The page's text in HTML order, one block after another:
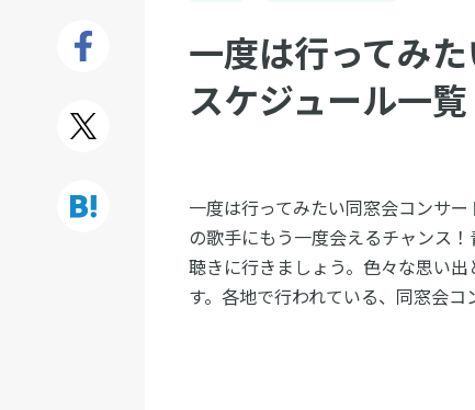
一度は行ってみ
スケジュール一覧
一度は行ってみたい同窓会コンサ
の歌手にもう一度会えるチャンス
聴きに行きましょう。色々な思い
す。各地で行われている、同窓会コ